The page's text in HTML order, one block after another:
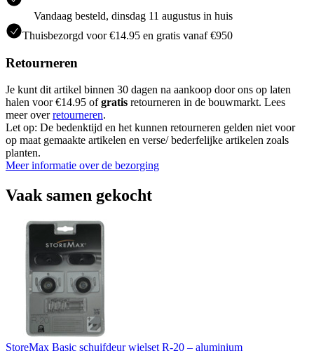
Vandaag besteld, dinsdag 11 augustus in huis
Thuisbezorgd voor €14.95 en gratis vanaf €950
Retourneren
Je kunt dit artikel binnen 30 dagen na aankoop door ons op laten
halen voor €14.95 ofgratis retourneren in de bouwmarkt. Lees
meer overretourneren.
Let op: De bedenktijd en het kunnen retourneren gelden niet voor
op maat gemaakte artikelen en verse/ bederfelijke artikelen zoals
planten.
Meer informatie over de bezorging
Vaak samen gekocht
StoreMax Basic schuifdeur wielset R-20 – aluminium